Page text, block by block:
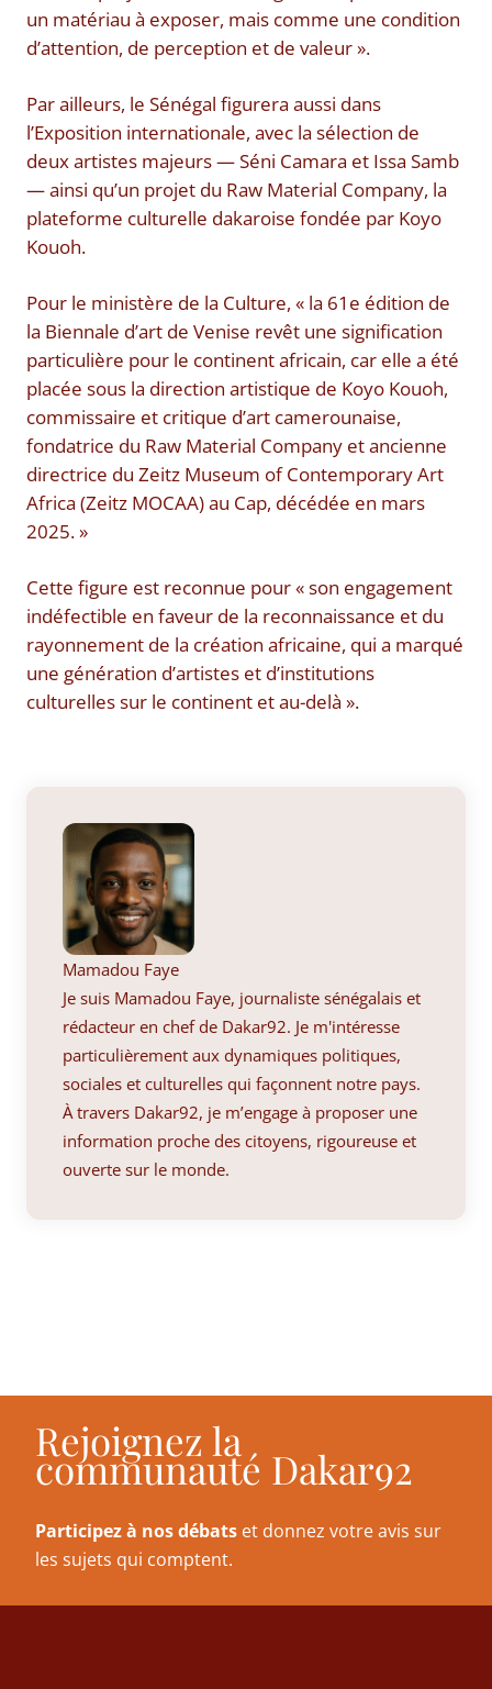
un matériau à exposer, mais comme une condition
d’attention, de perception et de valeur ».
Par ailleurs, le Sénégal figurera aussi dans
l’Exposition internationale, avec la sélection de
deux artistes majeurs — Séni Camara et Issa Samb
— ainsi qu’un projet du Raw Material Company, la
plateforme culturelle dakaroise fondée par Koyo
Kouoh.
Pour le ministère de la Culture, « la 61e édition de
la Biennale d’art de Venise revêt une signification
particulière pour le continent africain, car elle a été
placée sous la direction artistique de Koyo Kouoh,
commissaire et critique d’art camerounaise,
fondatrice du Raw Material Company et ancienne
directrice du Zeitz Museum of Contemporary Art
Africa (Zeitz MOCAA) au Cap, décédée en mars
2025. »
Cette figure est reconnue pour « son engagement
indéfectible en faveur de la reconnaissance et du
rayonnement de la création africaine, qui a marqué
une génération d’artistes et d’institutions
culturelles sur le continent et au-delà ».
Mamadou Faye
Je suis Mamadou Faye, journaliste sénégalais et
rédacteur en chef de Dakar92. Je m'intéresse
particulièrement aux dynamiques politiques,
sociales et culturelles qui façonnent notre pays.
À travers Dakar92, je m’engage à proposer une
information proche des citoyens, rigoureuse et
ouverte sur le monde.
Rejoignez la
communauté Dakar92
Participez à nos débats et donnez votre avis sur
les sujets qui comptent.